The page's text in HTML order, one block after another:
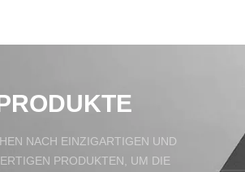
NACH EINZIGARTIGEN UND
PRODUKTEN, UM DIE